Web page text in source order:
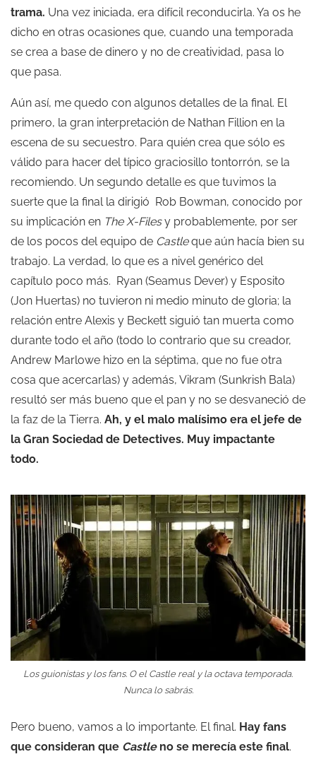
trama. Una vez iniciada, era difícil reconducirla. Ya os he
dicho en otras ocasiones que, cuando una temporada
se crea a base de dinero y no de creatividad, pasa lo
que pasa.
Aún así, me quedo con algunos detalles de la final. El
primero, la gran interpretación de Nathan Fillion en la
escena de su secuestro. Para quién crea que sólo es
válido para hacer del típico graciosillo tontorrón, se la
recomiendo. Un segundo detalle es que tuvimos la
suerte que la final la dirigió Rob Bowman, conocido por
su implicación en The X-Filesy probablemente, por ser
de los pocos del equipo de Castleque aún hacía bien su
trabajo. La verdad, lo que es a nivel genérico del
capítulo poco más. Ryan (Seamus Dever) y Esposito
(Jon Huertas) no tuvieron ni medio minuto de gloria; la
relación entre Alexis y Beckett siguió tan muerta como
durante todo el año (todo lo contrario que su creador,
Andrew Marlowe hizo en la séptima, que no fue otra
cosa que acercarlas) y además, Vikram (Sunkrish Bala)
resultó ser más bueno que el pan y no se desvaneció de
la faz de la Tierra. Ah, y el malo malísimo era el jefe de
la Gran Sociedad de Detectives. Muy impactante
todo.
Los guionistas y los fans. O el Castle real y la octava temporada.
Nunca lo sabrás.
Pero bueno, vamos a lo importante. El final. Hay fans
que consideran que Castle no se merecía este final.